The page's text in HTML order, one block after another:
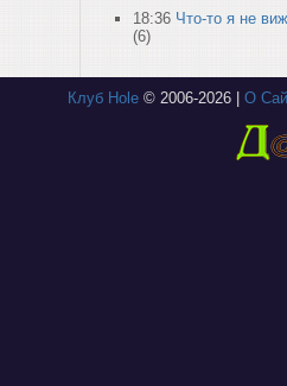
18:36 Что-то я не
(6)
Клуб Hole© 2006-2026 | О